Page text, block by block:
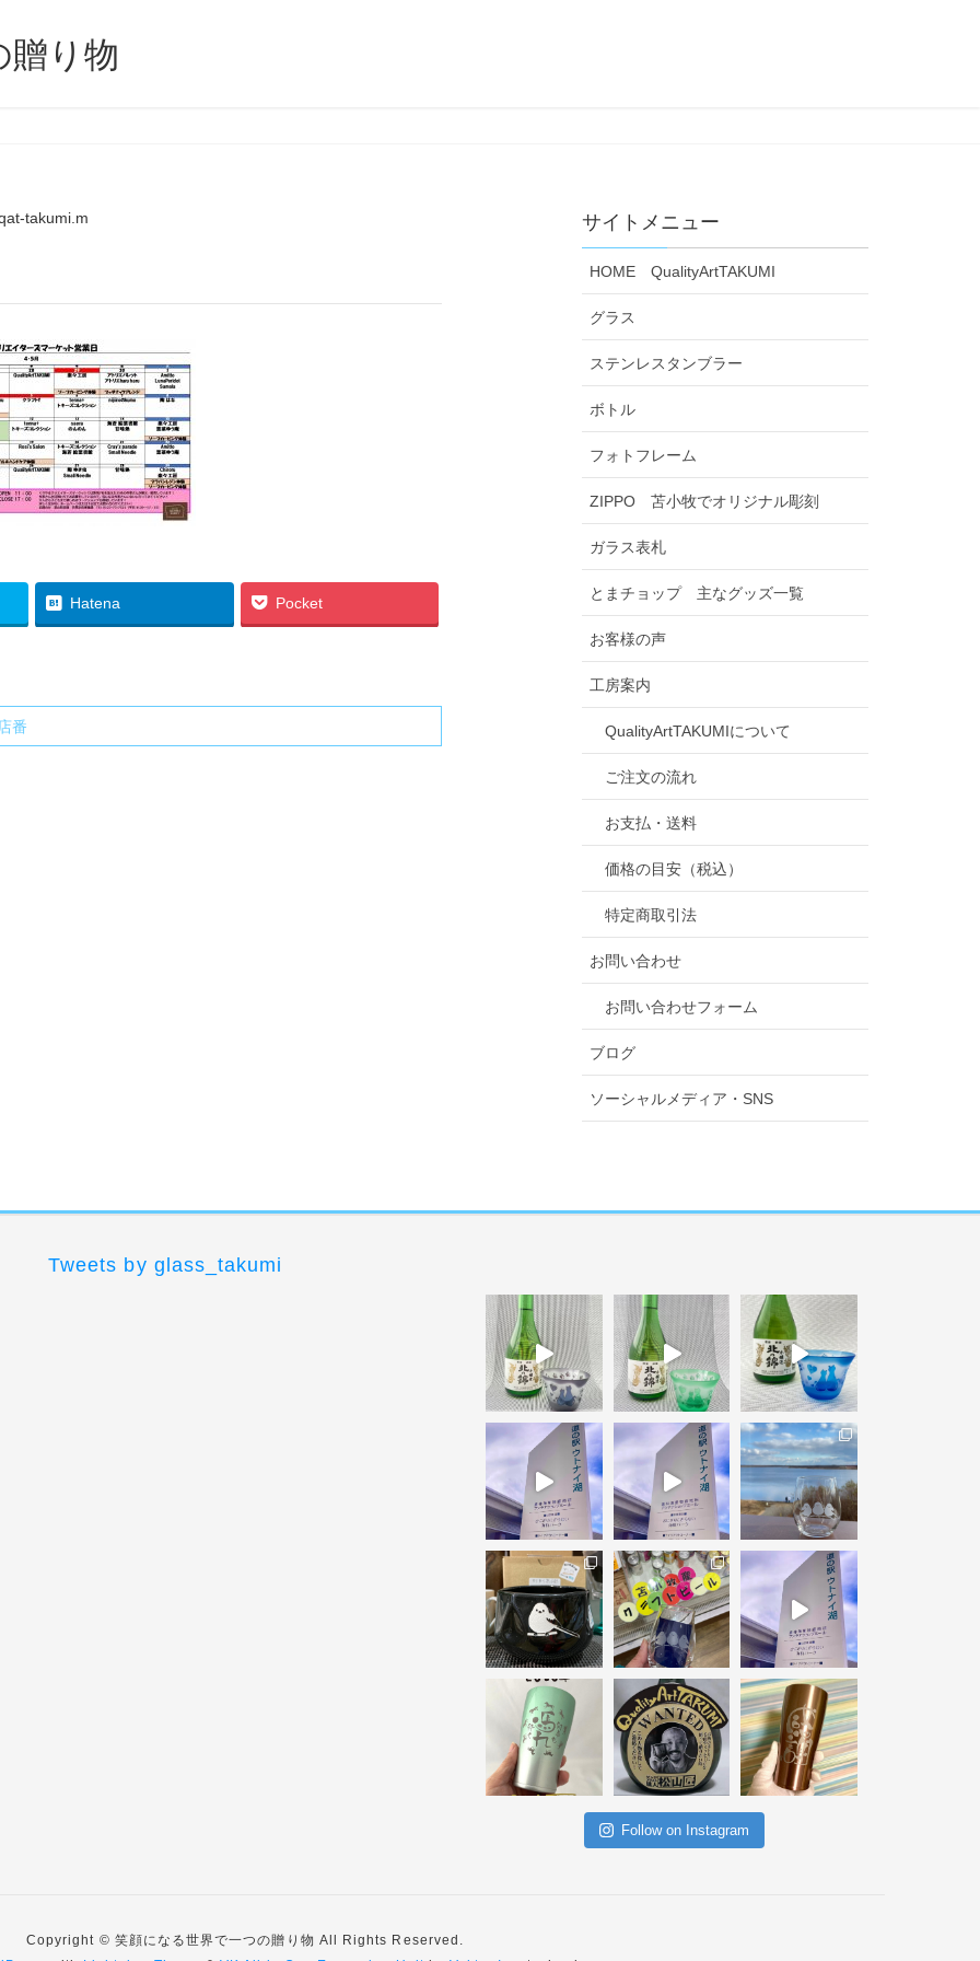
贈り物
takumi.m
Hatena Pocket
番
サイトメニュー
HOME QualityArtTAKUMI
グラス
ステンレスタンブラー
ボトル
フォトフレーム
ZIPPO 苫小牧でオリジナル彫刻
ガラス表札
とまチョップ 主なグッズ一覧
お客様の声
工房案内
QualityArtTAKUMIについて
ご注文の流れ
お支払・送料
価格の目安（税込）
特定商取引法
お問い合わせ
お問い合わせフォーム
ブログ
ソーシャルメディア・SNS
Tweets by glass_takumi
Follow on Instagram
Copyright © 笑顔になる世界で一つの贈り物 All Rights Reserved.